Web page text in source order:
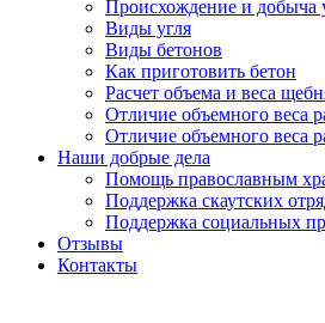
Происхождение и добыча
Виды угля
Виды бетонов
Как приготовить бетон
Расчет объема и веса
Отличие объемного веса
Отличие объемного веса
Наши добрые дела
Помощь православным
Поддержка скаутских
Поддержка социальных
Отзывы
Контакты